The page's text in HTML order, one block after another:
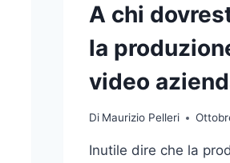
A chi
la
video
Di Maurizio Pelleri
Inutile dire che la